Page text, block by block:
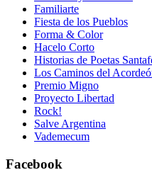
Familiarte
Fiesta de los Pueblos
Forma & Color
Hacelo Corto
Historias de Poetas
Los Caminos del
Premio Migno
Proyecto Libertad
Rock!
Salve Argentina
Vademecum
Facebook